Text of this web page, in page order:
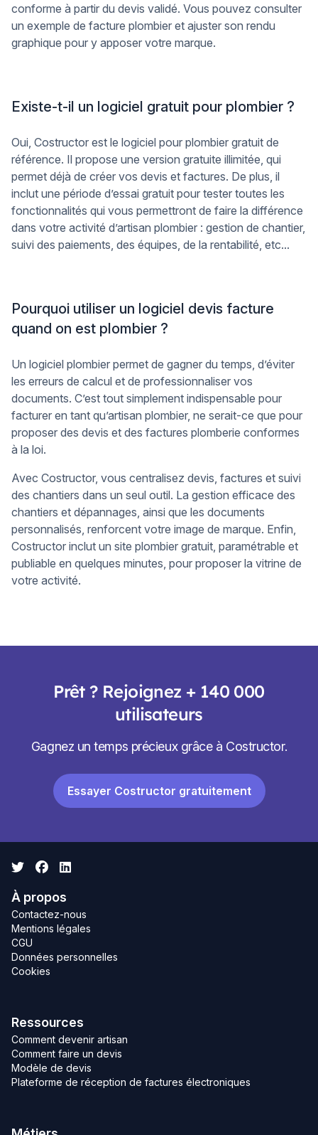
conforme à partir du devis validé. Vous pouvez consulter
un exemple de facture plombier et ajuster son rendu
graphique pour y apposer votre marque.
Existe-t-il un logiciel gratuit pour plombier ?
Oui, Costructor est le logiciel pour plombier gratuit de
référence. Il propose une version gratuite illimitée, qui
permet déjà de créer vos devis et factures. De plus, il
inclut une période d’essai gratuit pour tester toutes les
fonctionnalités qui vous permettront de faire la différence
dans votre activité d’artisan plombier : gestion de chantier,
suivi des paiements, des équipes, de la rentabilité, etc...
Pourquoi utiliser un logiciel devis facture
quand on est plombier ?
Un logiciel plombier permet de gagner du temps, d’éviter
les erreurs de calcul et de professionnaliser vos
documents. C’est tout simplement indispensable pour
facturer en tant qu’artisan plombier, ne serait-ce que pour
proposer des devis et des factures plomberie conformes
à la loi.
Avec Costructor, vous centralisez devis, factures et suivi
des chantiers dans un seul outil. La gestion efficace des
chantiers et dépannages, ainsi que les documents
personnalisés, renforcent votre image de marque. Enfin,
Costructor inclut un site plombier gratuit, paramétrable et
publiable en quelques minutes, pour proposer la vitrine de
votre activité.
Prêt ? Rejoignez + 140 000
utilisateurs
Gagnez un temps précieux grâce à Costructor.
Essayer Costructor gratuitement
TwitterFacebook
Linkedin
À propos
Contactez-nous
Mentions légales
CGU
Données personnelles
Cookies
Ressources
Comment devenir artisan
Comment faire un devis
Modèle de devis
Plateforme de réception de factures électroniques